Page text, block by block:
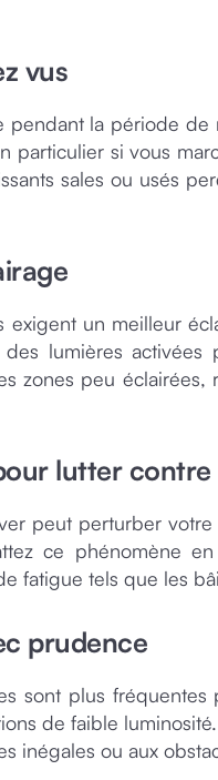
vus‍
pendant la période
particulier si vous
sales ou usés
exigent un meilleur
lumières
zones peu
lutter
peut perturber
ce phénomène
fatigue tels que les
prudence
sont plus
de faible
inégales ou aux